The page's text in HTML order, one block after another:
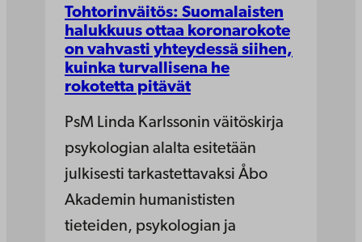
Tohtorinväitös: Suomalaisten
halukkuus ottaa koronarokote
on vahvasti yhteydessä siihen,
kuinka turvallisena he
rokotetta pitävät
PsM Linda Karlssonin väitöskirja
psykologian alalta esitetään
julkisesti tarkastettavaksi Åbo
Akademin humanististen
tieteiden, psykologian ja